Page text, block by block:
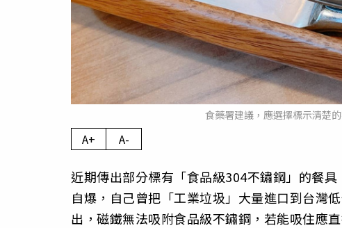
食藥署建議，應選擇標示清楚
A+ A-
近期傳出部分標有「食品級304不鏽鋼」的餐
自爆，自己曾把「工業垃圾」大量進口到台灣
出，磁鐵無法吸附食品級不鏽鋼，若能吸住應